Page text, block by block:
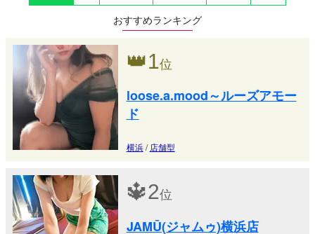
おすすめランキング
👑1位
loose.a.mood～ルーズアモー
ド
横浜/ 店舗型
🔱2位
JAMŪ(ジャムゥ)横浜店